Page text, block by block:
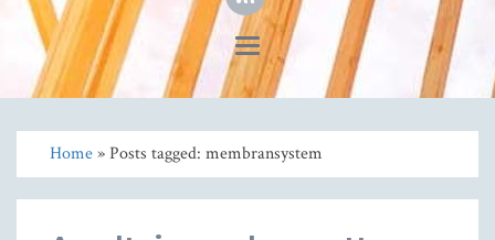
Toggle
navigation
Home» Posts tagged: membransystem